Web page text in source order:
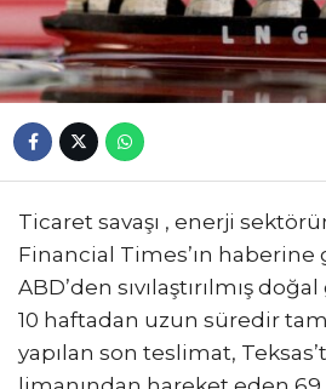
Ticaret savaşı , enerji
Financial Times’ın haberine
ABD’den sıvılaştırılmış
10 haftadan uzun süredir
yapılan son teslimat,